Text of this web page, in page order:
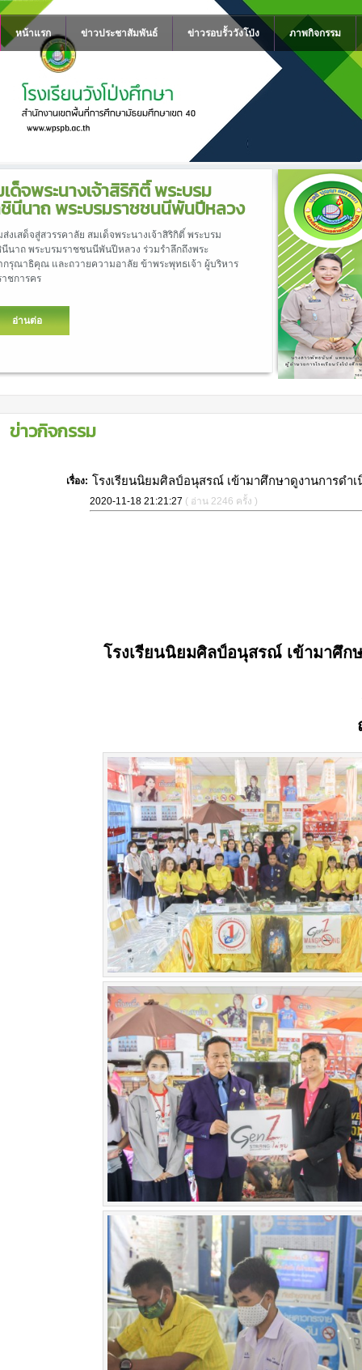
หน้าแรก ข่าวประชาสัมพันธ์ ข่าวรอบรั้ววังโป่ง ภาพกิจกรรม
ข่าวกิจกรรม
เรื่อง: โรงเรียนนิยมศิลป์อนุสรณ์ เข้ามาศึกษาดูงานการดำ
2020-11-18 21:21:27 ( อ่าน 2246 ครั้ง )
โรงเรียนนิยมศิลป์อนุสรณ์ เข้ามาศึก